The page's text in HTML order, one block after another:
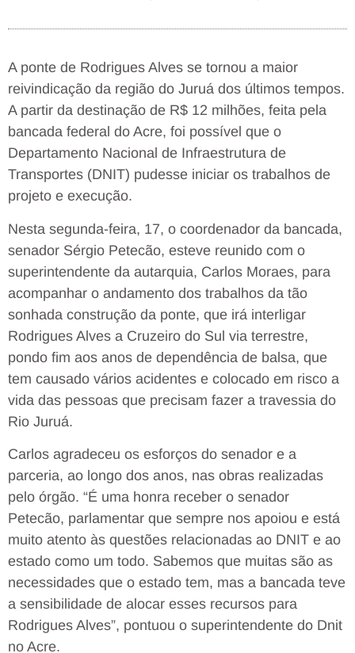
A ponte de Rodrigues Alves se tornou a maior
reivindicação da região do Juruá dos últimos tempos.
A partir da destinação de R$ 12 milhões, feita pela
bancada federal do Acre, foi possível que o
Departamento Nacional de Infraestrutura de
Transportes (DNIT) pudesse iniciar os trabalhos de
projeto e execução.
Nesta segunda-feira, 17, o coordenador da bancada,
senador Sérgio Petecão, esteve reunido com o
superintendente da autarquia, Carlos Moraes, para
acompanhar o andamento dos trabalhos da tão
sonhada construção da ponte, que irá interligar
Rodrigues Alves a Cruzeiro do Sul via terrestre,
pondo fim aos anos de dependência de balsa, que
tem causado vários acidentes e colocado em risco a
vida das pessoas que precisam fazer a travessia do
Rio Juruá.
Carlos agradeceu os esforços do senador e a
parceria, ao longo dos anos, nas obras realizadas
pelo órgão. “É uma honra receber o senador
Petecão, parlamentar que sempre nos apoiou e está
muito atento às questões relacionadas ao DNIT e ao
estado como um todo. Sabemos que muitas são as
necessidades que o estado tem, mas a bancada teve
a sensibilidade de alocar esses recursos para
Rodrigues Alves”, pontuou o superintendente do Dnit
no Acre.